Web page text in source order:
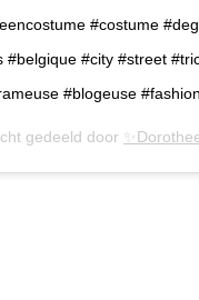
#costume
#belgique #city #street
#blogeuse
gedeeld door ✨Dorothee